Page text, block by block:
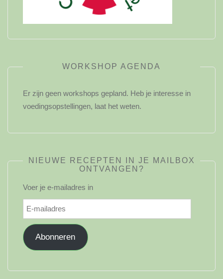
WORKSHOP AGENDA
Er zijn geen workshops gepland. Heb je interesse in
voedingsopstellingen, laat het weten.
NIEUWE RECEPTEN IN JE MAILBOX
ONTVANGEN?
Voer je e-mailadres in
E-
mailadres
Abonneren